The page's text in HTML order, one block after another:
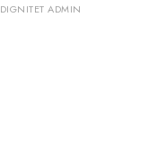
DIGNITET ADMIN